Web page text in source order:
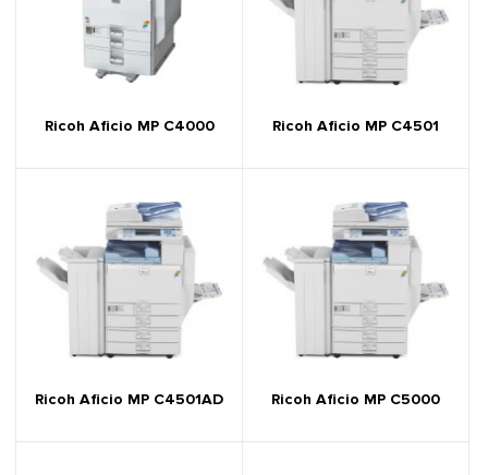
Ricoh Aficio MP C4000 Ricoh Aficio MP C4501
Ricoh Aficio MP C4501AD Ricoh Aficio MP C5000